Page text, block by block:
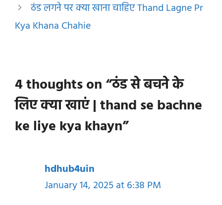
ठंड लगने पर क्या खाना चाहिए Thand Lagne Pr
Kya Khana Chahie
4 thoughts on “ठंड से बचने के
लिए क्या खाएं | thand se bachne
ke liye kya khayn”
hdhub4uin
January 14, 2025 at 6:38 PM